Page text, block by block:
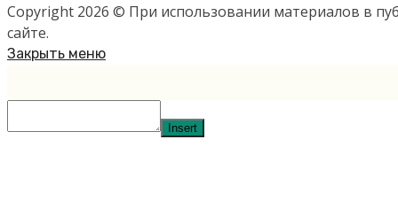
Copyright 2026 © При использовании материалов в
сайте.
Закрыть меню
Insert